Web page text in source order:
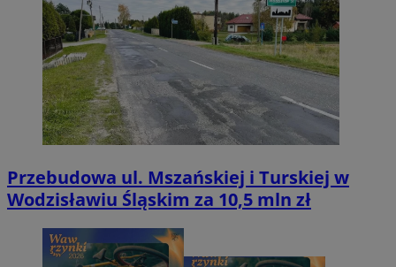
Przebudowa ul. Mszańskiej i Turskiej w
Wodzisławiu Śląskim za 10,5 mln zł